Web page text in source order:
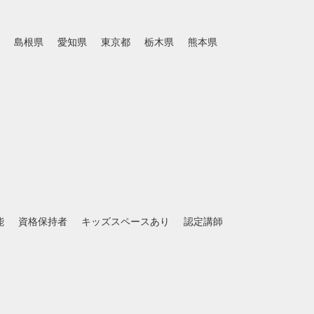
島根県 愛知県 東京都 栃木県
熊本県
資格保持者 キッズスペースあり 認定講師